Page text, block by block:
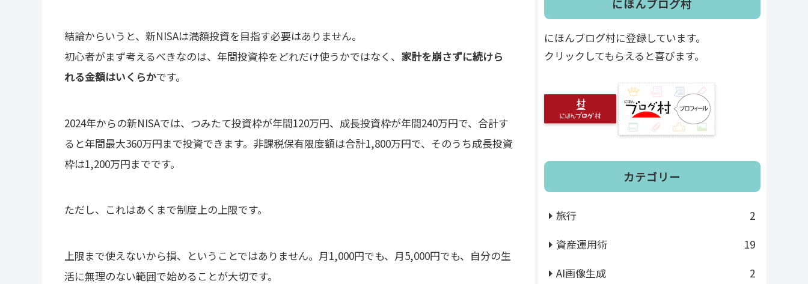
結論からいうと、新NISAは満額投資を目指す必要はありません。
初心者がまず考えるべきなのは、年間投資枠をどれだけ使うかではなく、 家計を崩さずに続けら
れる金額はいくらかです。
2024年からの新NISAでは、つみたて投資枠が年間120万円、成長投資枠が年間240万円で、合計す
ると年間最大360万円まで投資できます。非課税保有限度額は合計1,800万円で、そのうち成長投資
枠は1,200万円までです。
ただし、これはあくまで制度上の上限です。
上限まで使えないから損、ということではありません。月1,000円でも、月5,000円でも、自分の生
活に無理のない範囲で始めることが大切です。
にほんブログ村
にほんブログ村に登録しています。
クリックしてもらえると喜びます。
カテゴリー
旅行
2
資産運用術
19
AI画像生成
2